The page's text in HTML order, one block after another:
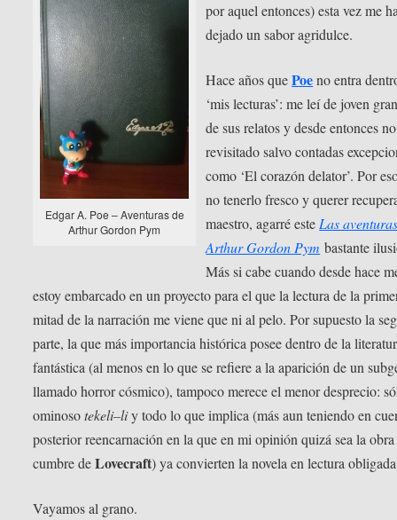
Edgar A. Poe – Aventuras de
Arthur Gordon Pym
por aquel entonces) esta vez me
dejado un sabor agridulce.
Hace años quePoeno entra
‘mis lecturas’: me leí de joven
de sus relatos y desde entonces
revisitado salvo contadas
como ‘El corazón delator’. Por
no tenerlo fresco y querer
maestro, agarré este Las
Arthur Gordon Pym bastante
Más si cabe cuando desde hace
estoy embarcado en un proyecto para el que la lectura de la
mitad de la narración me viene que ni al pelo. Por supuesto la
parte, la que más importancia histórica posee dentro de la
fantástica (al menos en lo que se refiere a la aparición de un
llamado horror cósmico), tampoco merece el menor desprecio:
ominosotekeli–liy todo lo que implica (más aun teniendo en
posterior reencarnación en la que en mi opinión quizá sea la obra
cumbre deLovecraft) ya convierten la novela en lectura
Vayamos al grano.